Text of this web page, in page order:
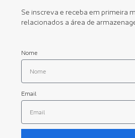
Se inscreva e receba em primeira
relacionados a área de
Nome
Email